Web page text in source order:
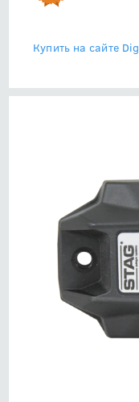
Купить на сайте